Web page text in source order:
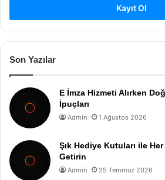
Kayıt Ol
Son Yazılar
E İmza Hizmeti Alırken
İpuçları
Admin 1 Ağustos 2026
Şık Hediye Kutuları ile
Getirin
Admin 25 Temmuz 2026